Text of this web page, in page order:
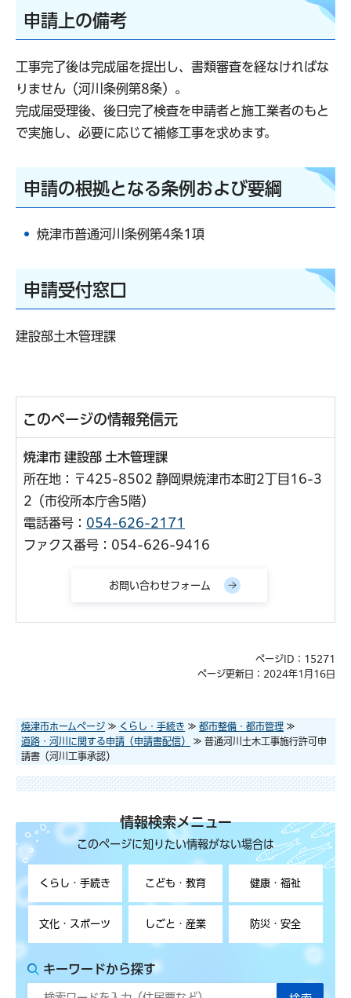
申請上の備考
工事完了後は完成届を提出し、書類審査を経なければな
りません（河川条例第8条）。
完成届受理後、後日完了検査を申請者と施工業者のもと
で実施し、必要に応じて補修工事を求めます。
申請の根拠となる条例および要綱
焼津市普通河川条例第4条1項
申請受付窓口
建設部土木管理課
このページの情報発信元
焼津市 建設部 土木管理課
所在地：〒425-8502 静岡県焼津市本町2丁目16-3
2（市役所本庁舎5階）
電話番号： 054-626-2171
ファクス番号：054-626-9416
ページID：15271
ページ更新日：2024年1月16日
焼津市ホームページ ≫ くらし・手続き ≫ 都市整備・都市管理 ≫
道路・河川に関する申請（申請書配信）
≫ 普通河川土木工事施行許可申
請書（河川工事承認）
情報検索メニュー
このページに知りたい情報がない場合は
くらし・手続き こども・教育 健康・福祉
文化・スポーツ しごと・産業 防災・安全
キーワードから探す